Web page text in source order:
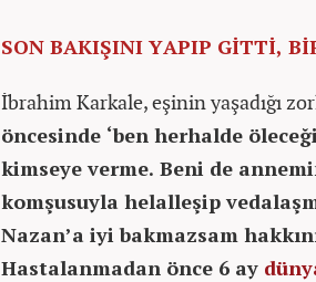
SON BAKIŞINI YAPIP GİTTİ,
İbrahim Karkale, eşinin yaşadığı
öncesinde ‘ben herhalde
kimseye verme. Beni de
komşusuyla helalleşip
Nazan’a iyi bakmazsam
Hastalanmadan önce 6 ay